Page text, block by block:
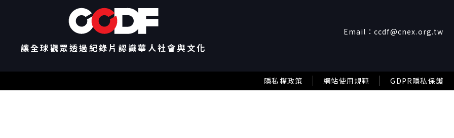
讓全球觀眾透過紀錄片認識華人社會與文化
Email： ccdf@cnex.org.tw
隱私權政策 網站使用規範 GDPR隱私保護